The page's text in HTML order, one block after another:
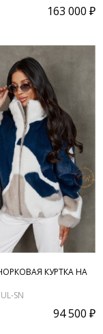
163 000 ₽
КУРТКА НА
SN
94 500 ₽